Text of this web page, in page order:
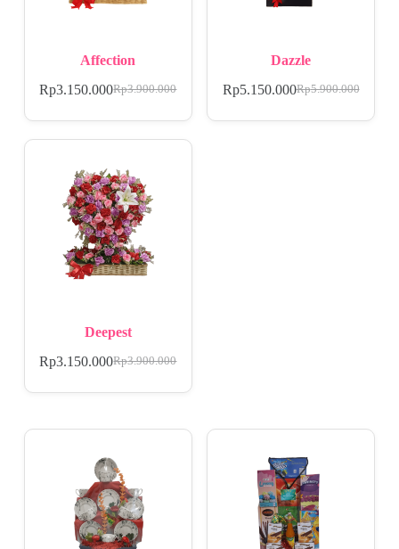
Affection
Rp3.900.000
Rp3.150.000
Dazzle
Rp5.900.000
Rp5.150.000
Deepest
Rp3.900.000
Rp3.150.000